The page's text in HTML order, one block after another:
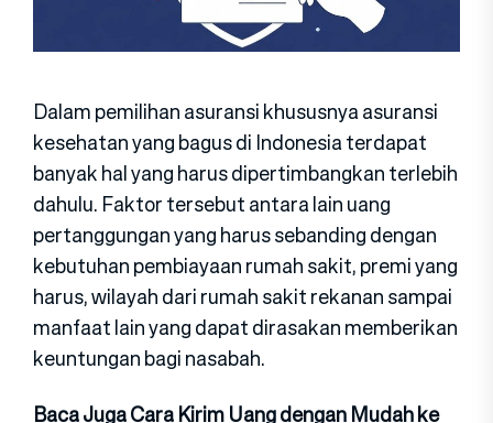
Dalam pemilihan asuransi khususnya asuransi
kesehatan yang bagus di Indonesia terdapat
banyak hal yang harus dipertimbangkan terlebih
dahulu. Faktor tersebut antara lain uang
pertanggungan yang harus sebanding dengan
kebutuhan pembiayaan rumah sakit, premi yang
harus, wilayah dari rumah sakit rekanan sampai
manfaat lain yang dapat dirasakan memberikan
keuntungan bagi nasabah.
Baca Juga Cara Kirim Uang dengan Mudah ke